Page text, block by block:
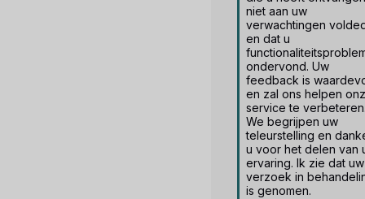
niet aan uw
verwachtingen
en dat u
ondervond. Uw
feedback is
en zal ons helpen
service te
We begrijpen uw
teleurstelling en
u voor het delen van
ervaring. Ik zie dat uw
verzoek in
is genomen.